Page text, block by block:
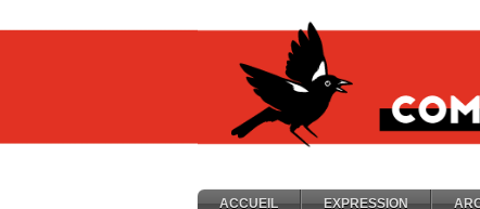
ACCUEIL EXPRESSION